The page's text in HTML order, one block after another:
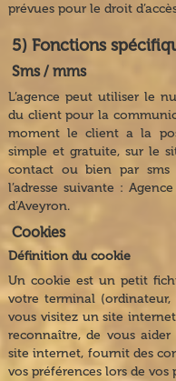
prévues pour le droit
5) Fonctions
Sms / mms
L’agence peut utiliser le
du client pour la
moment le client a la
simple et gratuite, sur le
contact ou bien par
l’adresse suivante :
d’Aveyron.
Cookies
Définition du cookie
Un cookie est un petit
votre terminal
vous visitez un site
reconnaître, de vous
site internet, fournit des
vos préférences lors de vos